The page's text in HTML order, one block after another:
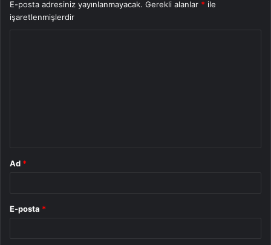
E-posta adresiniz yayınlanmayacak. Gerekli alanlar * ile
işaretlenmişlerdir
Ad *
E-posta *